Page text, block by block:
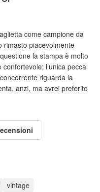
come campione da
rimasto piacevolmente
la stampa è molto
l’unica pecca
riguarda la
anzi, ma avrei preferito
vintage